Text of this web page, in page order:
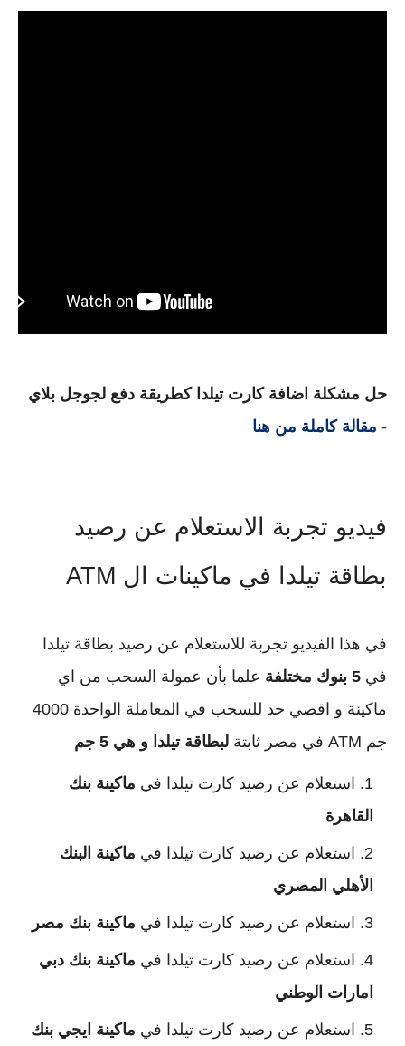
حل مشكلة اضافة كارت تيلدا كطريقة دفع لجوجل بلاي
- مقالة كاملة من هنا
فيديو تجربة الاستعلام عن رصيد
بطاقة تيلدا في ماكينات ال ATM
في هذا الفيديو تجربة للاستعلام عن رصيد بطاقة تيلدا
في
علما بأن عمولة السحب من اي
ماكينة و اقصي حد للسحب في المعاملة الواحدة 4000
جم ATM في مصر ثابتة
لبطاقة تيلدا و هي 5 جم
استعلام عن رصيد كارت تيلدا في ماكينة بنك
القاهرة
استعلام عن رصيد كارت تيلدا في ماكينة البنك
الأهلي المصري
استعلام عن رصيد كارت تيلدا في ماكينة بنك مصر
استعلام عن رصيد كارت تيلدا في ماكينة بنك دبي
امارات الوطني
استعلام عن رصيد كارت تيلدا في ماكينة ايجي بنك